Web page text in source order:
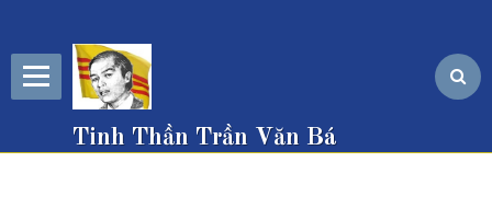
Tinh Thần Trần Văn Bá